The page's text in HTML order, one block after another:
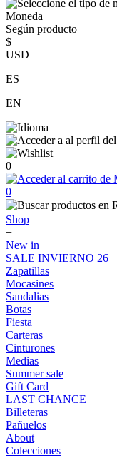
Moneda
Según producto
$
USD
ES
EN
0
0
Shop
+
New in
SALE INVIERNO 26
Zapatillas
Mocasines
Sandalias
Botas
Fiesta
Carteras
Cinturones
Medias
Summer sale
Gift Card
LAST CHANCE
Billeteras
Pañuelos
About
Colecciones